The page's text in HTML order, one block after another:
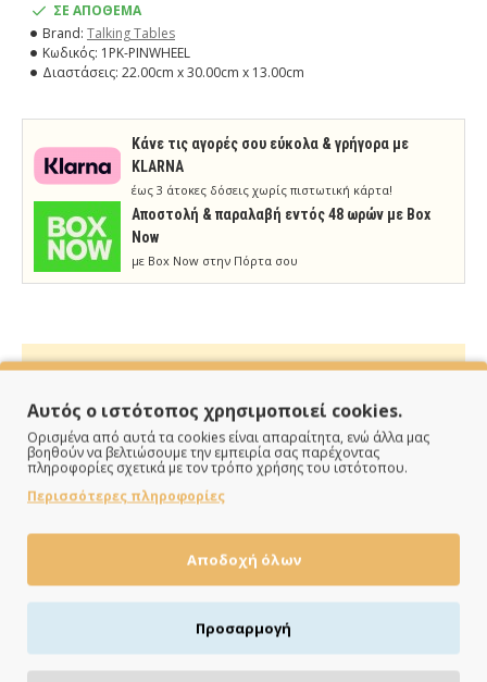
ΣΕ ΑΠΟΘΕΜΑ
Brand: Talking Tables
Κωδικός: 1PK-PINWHEEL
Διαστάσεις: 22.00cm x 30.00cm x 13.00cm
Κάνε τις αγορές σου εύκολα & γρήγορα με
KLARNA
έως 3 άτοκες δόσεις χωρίς πιστωτική κάρτα!
Aποστολή & παραλαβή εντός 48 ωρών με Box
Now
με Box Now στην Πόρτα σου
ΠΑΡΑΔΙΔΟΥΜΕ ΓΡΗΓΟΡΑ
Άμεση αποστολή της παραγγελίας σου σε 1 - 2 εργάσιμες
Αυτός ο ιστότοπος χρησιμοποιεί cookies.
Ορισμένα από αυτά τα cookies είναι απαραίτητα, ενώ άλλα μας
βοηθούν να βελτιώσουμε την εμπειρία σας παρέχοντας
πληροφορίες σχετικά με τον τρόπο χρήσης του ιστότοπου.
Περισσότερες πληροφορίες
Αποδοχή όλων
Προσαρμογή